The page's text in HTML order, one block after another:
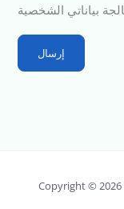
Copyright © 2026